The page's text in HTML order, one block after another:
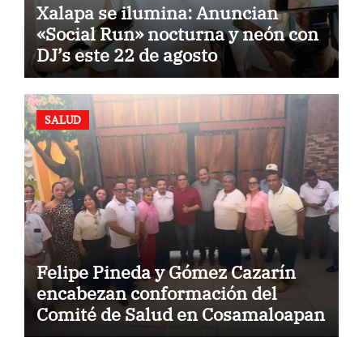
Xalapa se ilumina: Anuncian
«Social Run» nocturna y neón con
DJ’s este 22 de agosto
SALUD
Felipe Pineda y Gómez Cazarín
encabezan conformación del
Comité de Salud en Cosamaloapan